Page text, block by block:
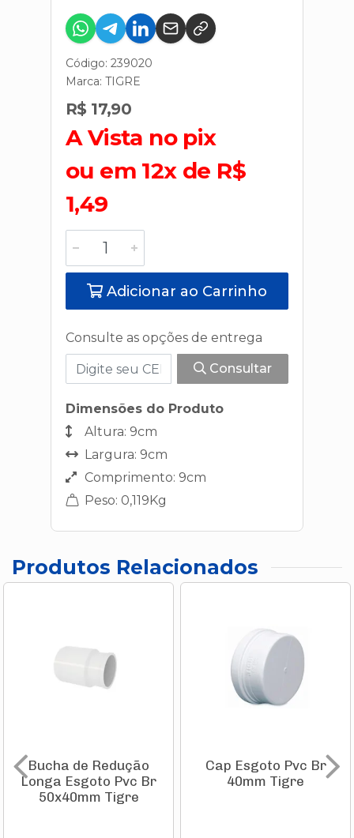
Código: 239020
Marca: TIGRE
R$ 17,90
A Vista no pix
ou em 12x de R$
1,49
Adicionar ao Carrinho
Consulte as opções de entrega
Consultar
Dimensões do Produto
Altura: 9cm
Largura: 9cm
Comprimento: 9cm
Peso: 0,119Kg
Produtos Relacionados
Bucha de Redução
Longa Esgoto Pvc Br
50x40mm Tigre
Cap Esgoto Pvc Br
40mm Tigre